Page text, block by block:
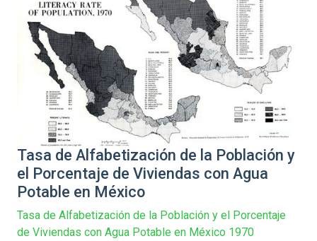
Tasa de Alfabetización de la Población y
el Porcentaje de Viviendas con Agua
Potable en México
Tasa de Alfabetización de la Población y el Porcentaje
de Viviendas con Agua Potable en México 1970